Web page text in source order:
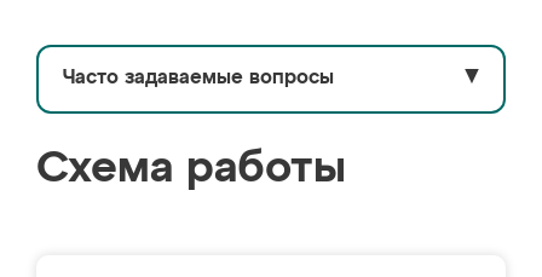
Часто задаваемые вопросы ▼
Схема работы